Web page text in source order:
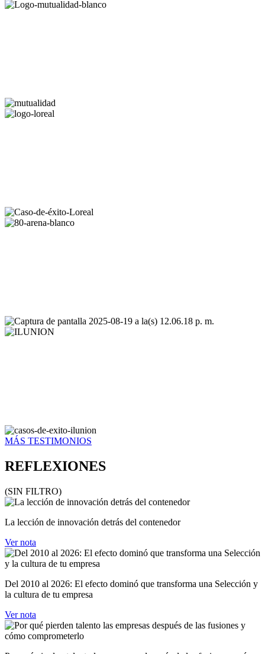
MÁS TESTIMONIOS
REFLEXIONES
(SIN FILTRO)
La lección de innovación detrás del contenedor
Ver nota
Del 2010 al 2026: El efecto dominó que transforma una Selección y
la cultura de tu empresa
Ver nota